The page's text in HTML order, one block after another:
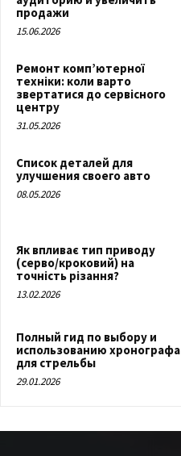
продажи
15.06.2026
Ремонт комп’ютерної
техніки: коли варто
звертатися до сервісного
центру
31.05.2026
Список деталей для
улучшения своего авто
08.05.2026
Як впливає тип приводу
(серво/кроковий) на
точність різання?
13.02.2026
Полный гид по выбору и
использованию хронографа
для стрельбы
29.01.2026